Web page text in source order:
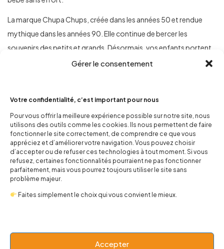
Gérer le consentement
Votre confidentialité, c’est important pour nous
Pour vous offrir la meilleure expérience possible sur notre site, nous
utilisons des outils comme les cookies. Ils nous permettent de faire
fonctionner le site correctement, de comprendre ce que vous
appréciez et d’améliorer votre navigation. Vous pouvez choisir
d’accepter ou de refuser ces technologies à tout moment. Si vous
refusez, certaines fonctionnalités pourraient ne pas fonctionner
parfaitement, mais vous pourrez toujours utiliser le site sans
problème majeur.
Faites simplement le choix qui vous convient le mieux.
Accepter
La marque Chupa Chups, créée dans les années 50 et rendue
mythique dans les années 90. Elle continue de bercer les
souvenirs des petits et grands. Désormais, vos enfants portent
fièrement ce symbole sucré de l’époque de ces
. Entre
Informations complémentaires